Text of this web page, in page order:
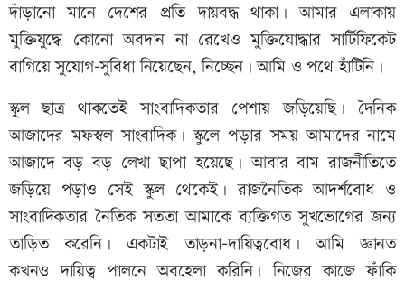
দাঁড়ানো মানে দেশের প্রতি দায়বদ্ধ থাকা। আমার এলাকায়
মুক্তিযুদ্ধে কোনো অবদান না রেখেও মুক্তিযোদ্ধার সার্টিফিকেট
বাগিয়ে সুযোগ-সুবিধা নিয়েছেন, নিচ্ছেন। আমি ও পথে হাঁটিনি।
স্কুল ছাত্র থাকতেই সাংবাদিকতার পেশায় জড়িয়েছি। দৈনিক
আজাদের মফস্বল সাংবাদিক। স্কুলে পড়ার সময় আমাদের নামে
আজাদে বড় বড় লেখা ছাপা হয়েছে। আবার বাম রাজনীতিতে
জড়িয়ে পড়াও সেই স্কুল থেকেই। রাজনৈতিক আদর্শবোধ ও
সাংবাদিকতার নৈতিক সততা আমাকে ব্যক্তিগত সুখভোগের জন্য
তাড়িত করেনি। একটাই তাড়না–দায়িত্ববোধ। আমি জ্ঞানত
কখনও দায়িত্ব পালনে অবহেলা করিনি। নিজের কাজে ফাঁকি